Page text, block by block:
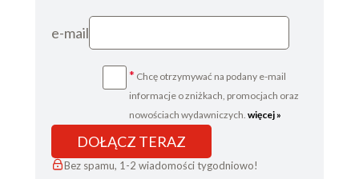
e-mail
* Chcę otrzymywać na podany e-mail
informacje o zniżkach, promocjach oraz
nowościach wydawniczych. więcej »
DOŁĄCZ TERAZ
Bez spamu, 1-2 wiadomości tygodniowo!